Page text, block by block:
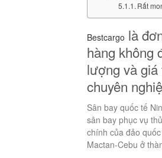
Rất
Bestcargo là
hàng không
lượng và
chuyên
Sân bay quốc tế
sân bay phục vụ
chính của đảo
Mactan-Cebu ở